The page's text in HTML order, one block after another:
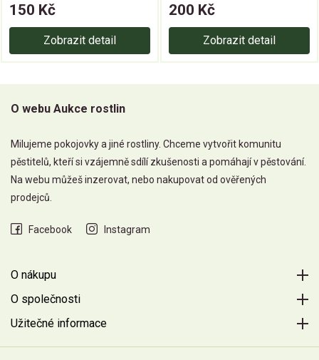
150 Kč
Zobrazit detail
200 Kč
Zobrazit detail
O webu Aukce rostlin
Milujeme pokojovky a jiné rostliny. Chceme vytvořit komunitu
pěstitelů, kteří si vzájemně sdílí zkušenosti a pomáhají v pěstování.
Na webu můžeš inzerovat, nebo nakupovat od ověřených
prodejců.
Facebook Instagram
O nákupu
O společnosti
Užitečné informace